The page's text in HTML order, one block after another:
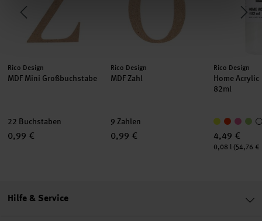
Hersteller:
Rico Design
MDF Mini Großbuchstabe
22 Buchstaben
0,99 €
Hersteller:
Rico Design
MDF Zahl
9 Zahlen
0,99 €
Hersteller:
Rico Design
Home Acrylic
82ml
4,49 €
Inhalt:
0,08 l (54,76 €
Hilfe & Service